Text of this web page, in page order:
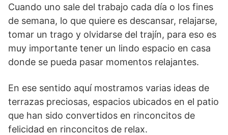
Cuando uno sale del trabajo cada día o los fines
de semana, lo que quiere es descansar, relajarse,
tomar un trago y olvidarse del trajín, para eso es
muy importante tener un lindo espacio en casa
donde se pueda pasar momentos relajantes.
En ese sentido aquí mostramos varias ideas de
terrazas preciosas, espacios ubicados en el patio
que han sido convertidos en rinconcitos de
felicidad en rinconcitos de relax.